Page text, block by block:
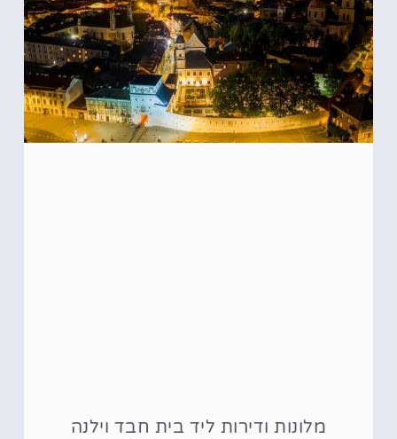
מלונות ודירות ליד בית חבד וילנה